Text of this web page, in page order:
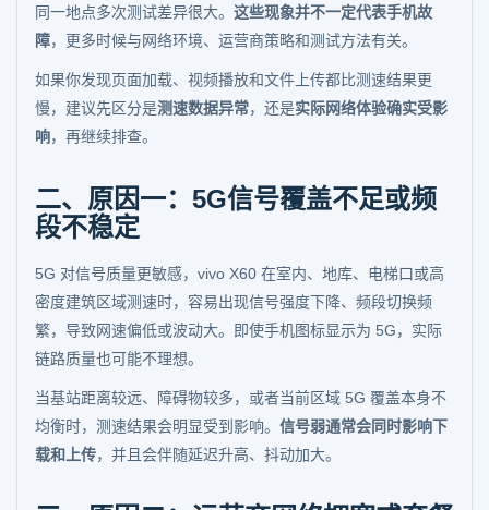
同一地点多次测试差异很大。 这些现象并不一定代表手机故
障，更多时候与网络环境、运营商策略和测试方法有关。
如果你发现页面加载、视频播放和文件上传都比测速结果更
慢，建议先区分是测速数据异常，还是实际网络体验确实受影
响，再继续排查。
二、原因一：5G信号覆盖不足或频
段不稳定
5G 对信号质量更敏感，vivo X60 在室内、地库、电梯口或高
密度建筑区域测速时，容易出现信号强度下降、频段切换频
繁，导致网速偏低或波动大。即使手机图标显示为 5G，实际
链路质量也可能不理想。
当基站距离较远、障碍物较多，或者当前区域 5G 覆盖本身不
均衡时，测速结果会明显受到影响。 信号弱通常会同时影响下
载和上传，并且会伴随延迟升高、抖动加大。